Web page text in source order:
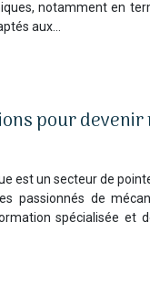
notamment en
aux…
pour
est un secteur de
passionnés de
spécialisée et